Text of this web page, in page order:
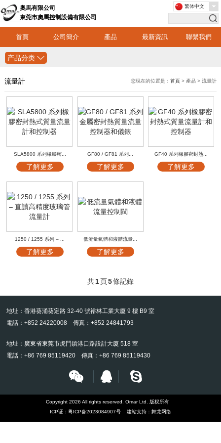
奧馬有限公司
東莞市奧馬控制設備有限公司
首頁 公司簡介 產品 最新資訊 聯繫我們
繁体中文
产品分类
流量計 您現在的位置是：首頁 > 產品 > 流量計
SLA5800 系列橡膠密...
了解更多
GF80 / GF81 系列...
了解更多
GF40 系列橡膠密封熱...
了解更多
1250 / 1255 系列 – ...
了解更多
低流量氣體和液體流量...
了解更多
共1頁5條記錄
地址：香港葵涌葵定路 32-40 號裕林工業大廈 9 樓 B9 室
電話：+852 24220008 傳真：+852 24841793
地址：廣東省東莞市虎門鎮港口路設計大廈 518 室
電話：+86 769 85119420 傳真：+86 769 85119430
Copyright 2026 All rights reserved. Omar Ltd. 版权所有
ICP证： 粤ICP备2023084907号 建站支持： 舞龙网络